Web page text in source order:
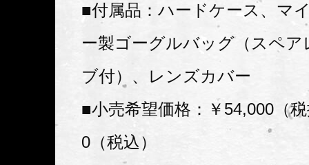
■付属品：ハードケース、マ
ー製ゴーグルバッグ（スペ
ブ付）、レンズカバー
■小売希望価格：￥54,000（
0（税込）